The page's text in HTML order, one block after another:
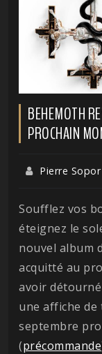
BEHEMOTH
PROCHAIN
Pierre Sopor
Soufflez vos
éteignez le
nouvel album
acquitté au
avoir
une affiche
septembre
(précommande